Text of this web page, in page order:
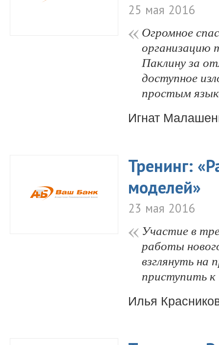
25 мая 2016
Огромное
организацию
Паклину за
доступное
простым
Игнат
Тренинг:
моделей»
23 мая 2016
Участие в
работы
взглянуть на
приступить к
Илья